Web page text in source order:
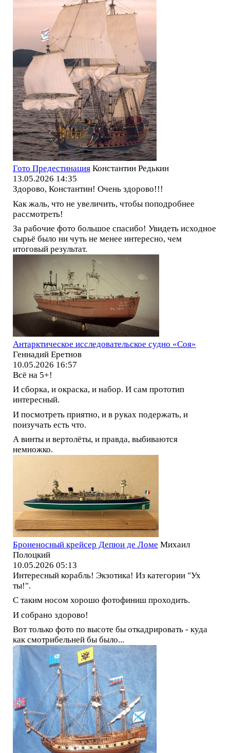
Гото Предестинация Константин Редькин
13.05.2026 14:35
Здорово, Константин! Очень здорово!!!
Как жаль, что не увеличить, чтобы поподробнее
рассмотреть!
За рабочие фото большое спасибо! Увидеть исходное
сырьё было ни чуть не менее интересно, чем
итоговый результат.
Антарктическое исследовательское судно «Соя»
Геннадий Еретнов
10.05.2026 16:57
Всё на 5+!
И сборка, и окраска, и набор. И сам прототип
интересный.
И посмотреть приятно, и в руках подержать, и
поизучать есть что.
А винты и вертолёты, и правда, выбиваются
немножко.
Броненосный крейсер Депюи де Ломе Михаил
Полоцкий
10.05.2026 05:13
Интересный корабль! Экзотика! Из категории "Ух
ты!".
С таким носом хорошо фотофиниш проходить.
И собрано здорово!
Вот только фото по высоте бы откадрировать - куда
как смотрибельней бы было...